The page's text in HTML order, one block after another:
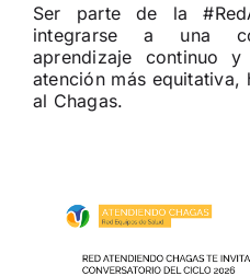
Ser parte de la
integrarse a una
aprendizaje continuo
atención más equitativa,
al Chagas.